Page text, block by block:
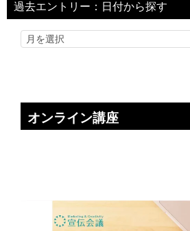
過去エントリー：日付から探す
オンライン講座